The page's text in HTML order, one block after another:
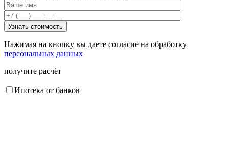
Нажимая на кнопку вы даете согласие на обработку
персональных данных
получите расчёт
Ипотека от банков